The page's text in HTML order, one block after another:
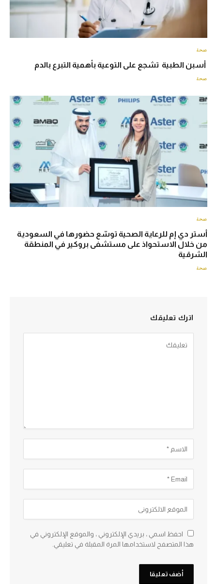
صحة
أسبن الطبية تشجع على التوعية بأهمية التبرع بالدم
صحة
صحة
أستر دي إم للرعاية الصحية توسّع حضورها في السعودية
من خلال الاستحواذ على مستشفى بروكير في المنطقة
الشرقية
صحة
اترك تعليقك
احفظ اسمي ، بريدي الإلكتروني ، والموقع الإلكتروني في
هذا المتصفح لاستخدامها المرة المقبلة في تعليقي.